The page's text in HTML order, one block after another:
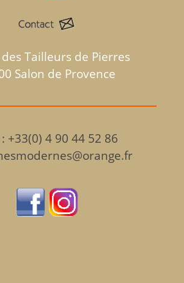
Tailleurs de Pierres
Salon de Provence
+33(0) 4 90 44 52 86